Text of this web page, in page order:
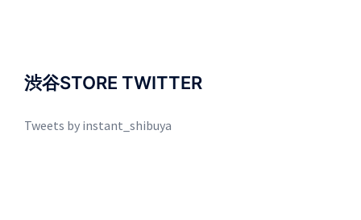
渋谷STORE TWITTER
Tweets by instant_shibuya